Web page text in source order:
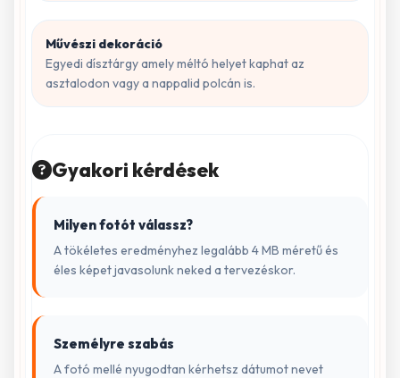
Művészi dekoráció
Egyedi dísztárgy amely méltó helyet kaphat az
asztalodon vagy a nappalid polcán is.
Gyakori kérdések
Milyen fotót válassz?
A tökéletes eredményhez legalább 4 MB méretű és
éles képet javasolunk neked a tervezéskor.
Személyre szabás
A fotó mellé nyugodtan kérhetsz dátumot nevet